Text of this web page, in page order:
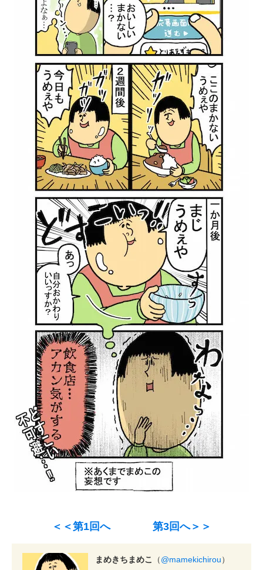
＜＜第1回へ 第3回へ＞＞
まめきちまめこ （@mamekichirou）